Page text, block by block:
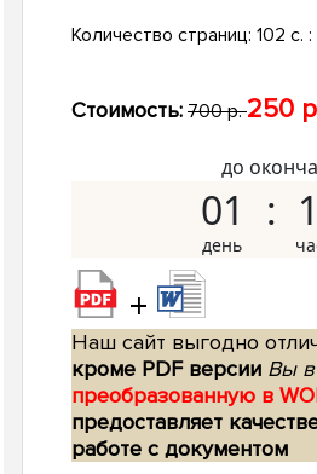
Количество страниц: 102 с.
Стоимость: 700 р.250
до
01
+
Наш сайт выгодно
кроме PDF версии Вы в
преобразованную в
предоставляет
работе с документом